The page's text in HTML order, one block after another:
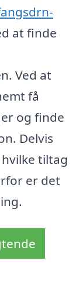
at finde
Ved at
få
og finde
Delvis
tiltag
er det